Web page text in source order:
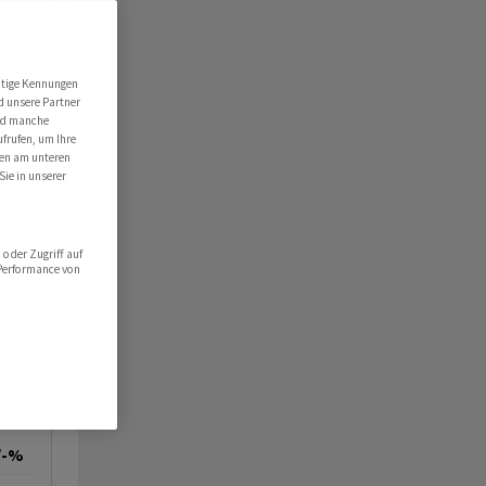
%
Kennungen
unsere Partner
manche
um Ihre
am unteren
in unserer
oder Zugriff auf
von